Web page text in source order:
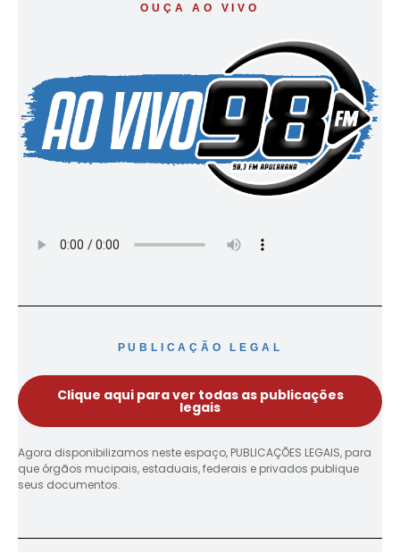
OUÇA AO VIVO
PUBLICAÇÃO LEGAL
Clique aqui para ver todas as publicações
legais
Agora disponibilizamos neste espaço, PUBLICAÇÕES LEGAIS, para
que órgãos mucipais, estaduais, federais e privados publique
seus documentos.